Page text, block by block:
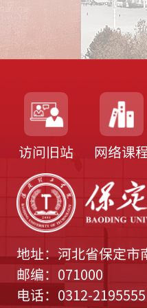
访问旧站 网络课
地址：河北省保定市
邮编：071000
电话：0312-2195555